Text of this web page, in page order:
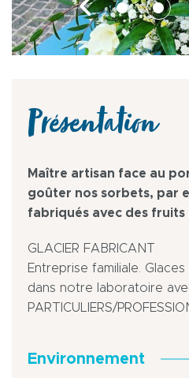
Présentation
Maître artisan face au
goûter nos sorbets, par
fabriqués avec des fruits
GLACIER FABRICANT
Entreprise familiale.
dans notre laboratoire
PARTICULIERS/
Environnement